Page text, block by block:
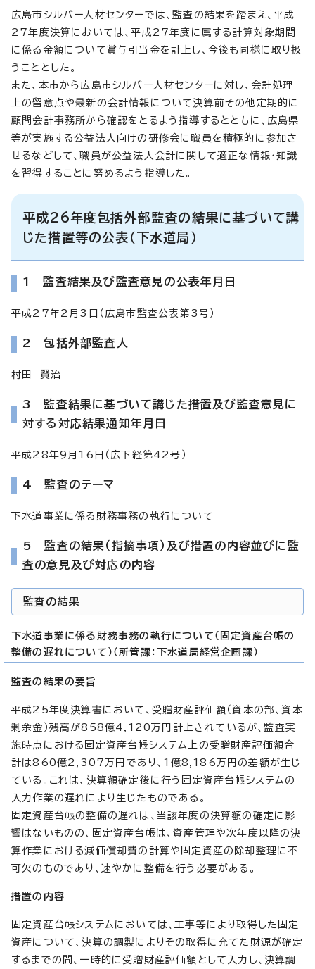
広島市シルバー人材センターでは、監査の結果を踏まえ、平成
27年度決算においては、平成27年度に属する計算対象期間
に係る金額について賞与引当金を計上し、今後も同様に取り扱
うこととした。
また、本市から広島市シルバー人材センターに対し、会計処理
上の留意点や最新の会計情報について決算前その他定期的に
顧問会計事務所から確認をとるよう指導するとともに、広島県
等が実施する公益法人向けの研修会に職員を積極的に参加さ
せるなどして、職員が公益法人会計に関して適正な情報・知識
を習得することに努めるよう指導した。
平成26年度包括外部監査の結果に基づいて講
じた措置等の公表（下水道局）
1 監査結果及び監査意見の公表年月日
平成27年2月3日（広島市監査公表第3号）
2 包括外部監査人
村田 賢治
3 監査結果に基づいて講じた措置及び監査意見に
対する対応結果通知年月日
平成28年9月16日（広下経第42号）
4 監査のテーマ
下水道事業に係る財務事務の執行について
5 監査の結果（指摘事項）及び措置の内容並びに監
査の意見及び対応の内容
監査の結果
下水道事業に係る財務事務の執行について（固定資産台帳の
整備の遅れについて）（所管課：下水道局経営企画課）
監査の結果の要旨
平成25年度決算書において、受贈財産評価額（資本の部、資本
剰余金）残高が858億4,120万円計上されているが、監査実
施時点における固定資産台帳システム上の受贈財産評価額合
計は860億2,307万円であり、1億8,186万円の差額が生じ
ている。これは、決算額確定後に行う固定資産台帳システムの
入力作業の遅れにより生じたものである。
固定資産台帳の整備の遅れは、当該年度の決算額の確定に影
響はないものの、固定資産台帳は、資産管理や次年度以降の決
算作業における減価償却費の計算や固定資産の除却整理に不
可欠のものであり、速やかに整備を行う必要がある。
措置の内容
固定資産台帳システムにおいては、工事等により取得した固定
資産について、決算の調製によりその取得に充てた財源が確定
するまでの間、一時的に受贈財産評価額として入力し、決算調